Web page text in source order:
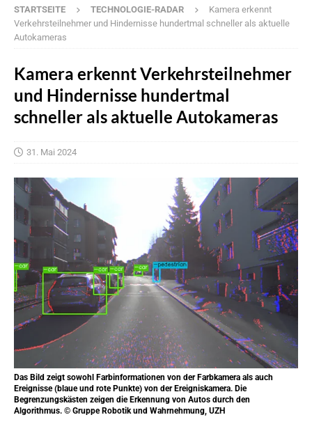
STARTSEITE TECHNOLOGIE-RADAR
Kamera erkennt
Verkehrsteilnehmer und Hindernisse hundertmal schneller als aktuelle
Autokameras
Kamera erkennt Verkehrsteilnehmer
und Hindernisse hundertmal
schneller als aktuelle Autokameras
31. Mai 2024
Das Bild zeigt sowohl Farbinformationen von der Farbkamera als auch
Ereignisse (blaue und rote Punkte) von der Ereigniskamera. Die
Begrenzungskästen zeigen die Erkennung von Autos durch den
Algorithmus. © Gruppe Robotik und Wahrnehmung, UZH